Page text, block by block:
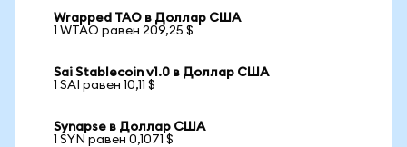
Wrapped TAO в Доллар США
1 WTAO равен 209,25 $
Sai Stablecoin v1.0 в Доллар США
1 SAI равен 10,11 $
Synapse в Доллар США
1 SYN равен 0,1071 $